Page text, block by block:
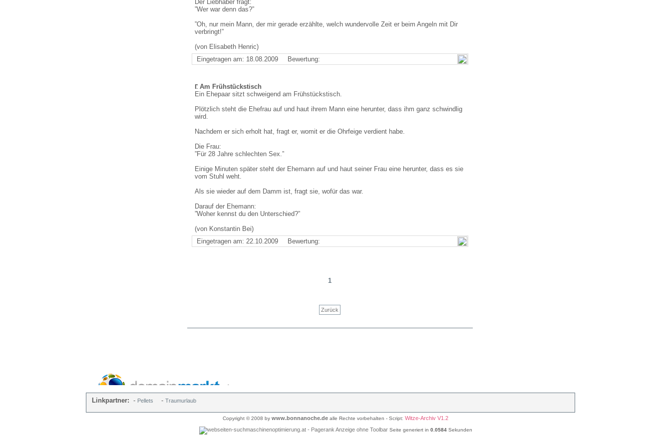
Der Liebhaber fragt:
”Wer war denn das?”
”Oh, nur mein Mann, der mir gerade erzählte, welch wundervolle Zeit er beim Angeln mit Dir
verbringt!”
(von Elisabeth Henric)
Eingetragen am: 18.08.2009
Bewertung:
Am Frühstückstisch
Ein Ehepaar sitzt schweigend am Frühstückstisch.
Plötzlich steht die Ehefrau auf und haut ihrem Mann eine herunter, dass ihm ganz schwindlig
wird.
Nachdem er sich erholt hat, fragt er, womit er die Ohrfeige verdient habe.
Die Frau:
”Für 28 Jahre schlechten Sex.”
Einige Minuten später steht der Ehemann auf und haut seiner Frau eine herunter, dass es sie
vom Stuhl weht.
Als sie wieder auf dem Damm ist, fragt sie, wofür das war.
Darauf der Ehemann:
”Woher kennst du den Unterschied?”
(von Konstantin Bei)
Eingetragen am: 22.10.2009
Bewertung:
1
Zurück
Linkpartner: - Pellets - Traumurlaub
Copyright © 2008 by www.bonnanoche.de alle Rechte vorbehalten - Script: Witze-Archiv V1.2
Seite generiert in 0.0584Sekunden